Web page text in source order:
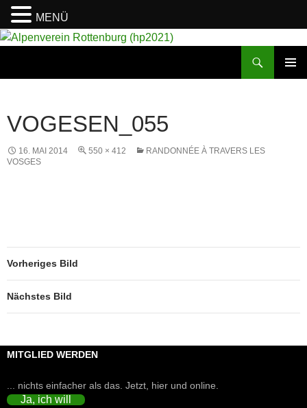
VOGESEN_055
16. MAI 2014 550 × 412
RANDONNÉE À TRAVERS LES
VOSGES
Vorheriges Bild
Nächstes Bild
MITGLIED WERDEN
... nichts einfacher als das. Jetzt, hier und online.
Ja, ich will
MENÜ